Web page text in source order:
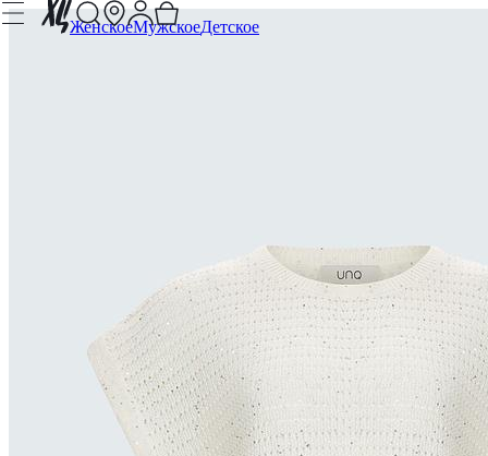
ЖенскоеМужскоеДетское